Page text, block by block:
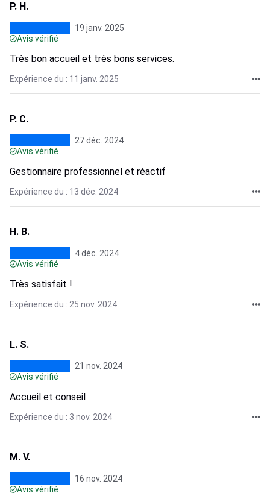
P. H.
19 janv. 2025
Avis vérifié
Très bon accueil et très bons services.
Expérience du : 11 janv. 2025
P. C.
27 déc. 2024
Avis vérifié
Gestionnaire professionnel et réactif
Expérience du : 13 déc. 2024
H. B.
4 déc. 2024
Avis vérifié
Très satisfait !
Expérience du : 25 nov. 2024
L. S.
21 nov. 2024
Avis vérifié
Accueil et conseil
Expérience du : 3 nov. 2024
M. V.
16 nov. 2024
Avis vérifié